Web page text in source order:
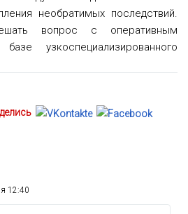
необратимых последствий.
вопрос с оперативным
узкоспециализированного
12:40